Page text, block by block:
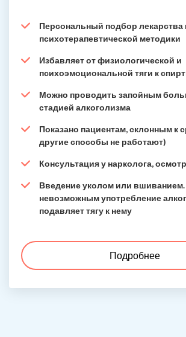
Персональный подбор лекарства
психотерапевтической методики
Избавляет от физиологической и
психоэмоциональной тяги к
Можно проводить запойным
стадией алкоголизма
Показано пациентам, склонным к
другие способы не работают)
Консультация у нарколога, осмотр
Введение уколом или вшиванием.
невозможным употребление
подавляет тягу к нему
Подробнее